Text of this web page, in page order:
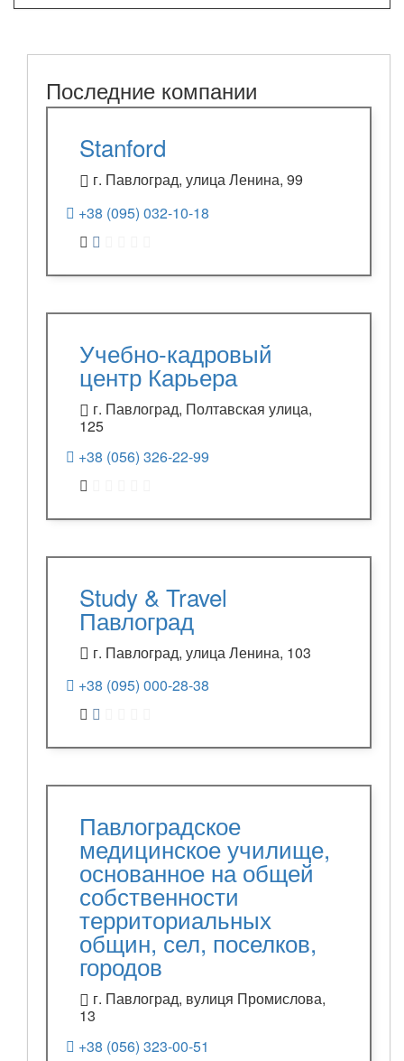
Последние компании
Stanford
г. Павлоград, улица Ленина, 99
+38 (095) 032-10-18
Учебно-кадровый
центр Карьера
г. Павлоград, Полтавская улица,
125
+38 (056) 326-22-99
Study & Travel
Павлоград
г. Павлоград, улица Ленина, 103
+38 (095) 000-28-38
Павлоградское
медицинское училище,
основанное на общей
собственности
территориальных
общин, сел, поселков,
городов
г. Павлоград, вулиця Промислова,
13
+38 (056) 323-00-51